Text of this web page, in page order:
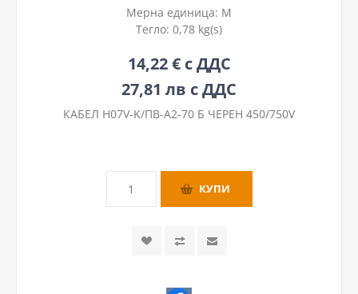
Мерна единица: М
Тегло: 0,78 kg(s)
14,22 € с ДДС
27,81 лв с ДДС
КАБЕЛ H07V-K/ПВ-А2-70 Б ЧЕРЕН 450/750V